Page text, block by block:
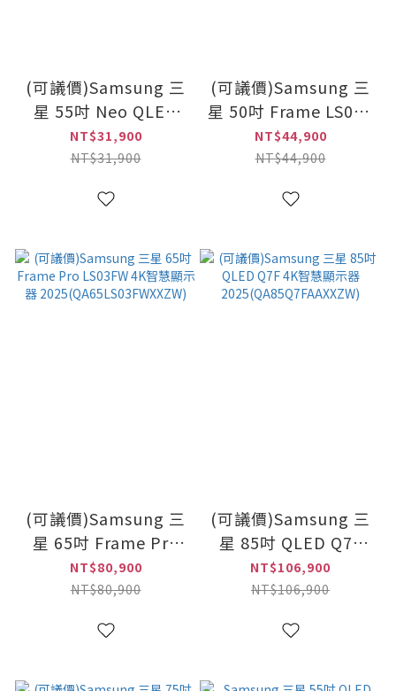
(可議價)Samsung 三
星 55吋 Neo QLED
QN70F 4K智慧顯示器
(QA55QN70FAXXZW)
NT$31,900
NT$31,900
(可議價)Samsung 三
星 50吋 Frame LS03F
QLED 4K智慧顯示器
NT$44,900
NT$44,900
(可議價)Samsung 三
星 65吋 Frame Pro
LS03FW 4K智慧顯示
器
NT$80,900
NT$80,900
(可議價)Samsung 三
星 85吋 QLED Q7F
4K智慧顯示器
2025(QA85Q7FAAXXZW)
NT$106,900
NT$106,900